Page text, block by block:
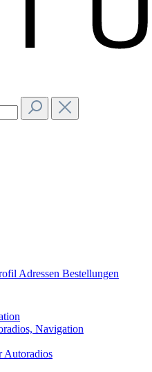
Adressen Bestellungen
Navigation
Autoradios